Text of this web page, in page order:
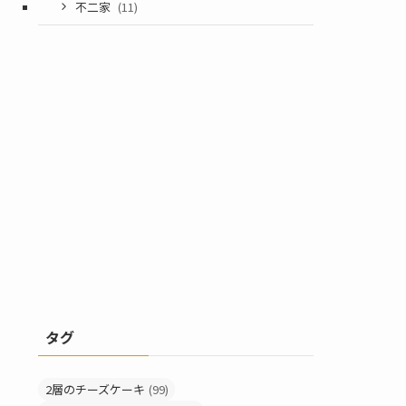
不二家 (11)
タグ
2層のチーズケーキ (99)